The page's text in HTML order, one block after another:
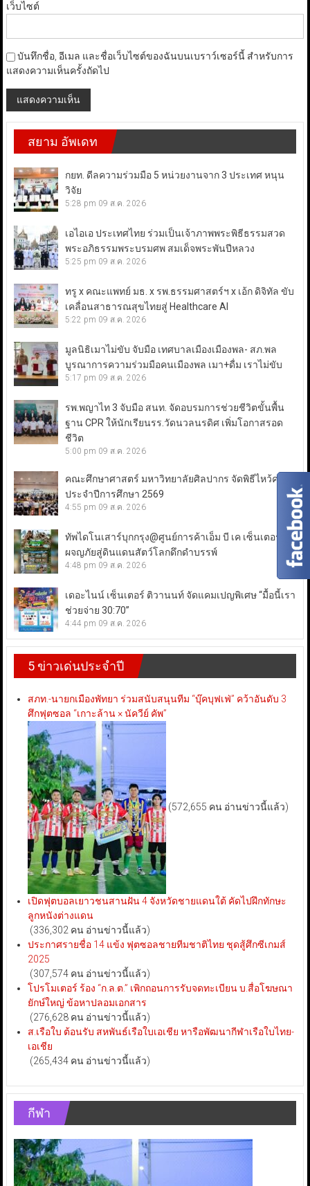
เว็บไซต์
บันทึกชื่อ, อีเมล และชื่อเว็บไซต์ของฉันบนเบราว์เซอร์นี้ สำหรับการ
แสดงความเห็นครั้งถัดไป
สยาม อัพเดท
กยท. ดีลความร่วมมือ 5 หน่วยงานจาก 3 ประเทศ หนุน
วิจัย
5:28 pm 09 ส.ค. 2026
เอไอเอ ประเทศไทย ร่วมเป็นเจ้าภาพพระพิธีธรรมสวด
พระอภิธรรมพระบรมศพ สมเด็จพระพันปีหลวง
5:25 pm 09 ส.ค. 2026
ทรู x คณะแพทย์ มธ. x รพ.ธรรมศาสตร์ฯ x เอ้ก ดิจิทัล ขับ
เคลื่อนสาธารณสุขไทยสู่ Healthcare AI
5:22 pm 09 ส.ค. 2026
มูลนิธิเมาไม่ขับ จับมือ เทศบาลเมืองเมืองพล- สภ.พล
บูรณาการความร่วมมือคนเมืองพล เมา+ดื่ม เราไม่ขับ
5:17 pm 09 ส.ค. 2026
รพ.พญาไท 3 จับมือ สนท. จัดอบรมการช่วยชีวิตขั้นพื้น
ฐาน CPR ให้นักเรียนรร.วัดนวลนรดิศ เพิ่มโอกาสรอด
ชีวิต
5:00 pm 09 ส.ค. 2026
คณะศึกษาศาสตร์ มหาวิทยาลัยศิลปากร จัดพิธีไหว้ครู
ประจำปีการศึกษา 2569
4:55 pm 09 ส.ค. 2026
ทัพไดโนเสาร์บุกกรุง@ศูนย์การค้าเอ็ม บี เค เซ็นเตอร์
ผจญภัยสู่ดินแดนสัตว์โลกดึกดำบรรพ์
4:48 pm 09 ส.ค. 2026
เดอะไนน์ เซ็นเตอร์ ติวานนท์ จัดแคมเปญพิเศษ “มื้อนี้เรา
ช่วยจ่าย 30:70”
4:44 pm 09 ส.ค. 2026
5 ข่าวเด่นประจำปี
สภท.-นายกเมืองพัทยา ร่วมสนับสนุนทีม “บุ๊คบุฟเฟ่” คว้าอันดับ 3
ศึกฟุตซอล “เกาะล้าน × นัควีย์ คัพ”
(572,655 คน อ่านข่าวนี้แล้ว)
เปิดฟุตบอลเยาวชนสานฝัน 4 จังหวัดชายแดนใต้ คัดไปฝึกทักษะ
ลูกหนังต่างแดน
(336,302 คน อ่านข่าวนี้แล้ว)
ประกาศรายชื่อ 14 แข้ง ฟุตซอลชายทีมชาติไทย ชุดสู้ศึกซีเกมส์
2025
(307,574 คน อ่านข่าวนี้แล้ว)
โปรโมเตอร์ ร้อง “ก.ล.ต.” เพิกถอนการรับจดทะเบียน บ.สื่อโฆษณา
ยักษ์ใหญ่ ข้อหาปลอมเอกสาร
(276,628 คน อ่านข่าวนี้แล้ว)
ส.เรือใบ ต้อนรับ สหพันธ์เรือใบเอเชีย หารือพัฒนากีฬาเรือใบไทย-
เอเชีย
(265,434 คน อ่านข่าวนี้แล้ว)
กีฬา